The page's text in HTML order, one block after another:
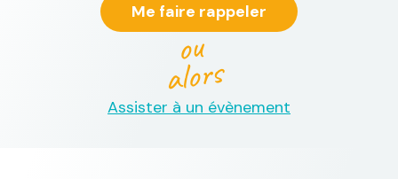
Me faire rappeler
ou
alors
Assister à un évènement